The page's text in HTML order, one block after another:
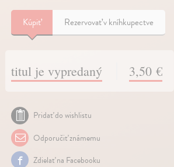
Kúpiť Rezervovať v kníhkupectve
titul je vypredaný 3,50 €
Pridať do wishlistu
Odporučiť známemu
Zdielať na Facebooku